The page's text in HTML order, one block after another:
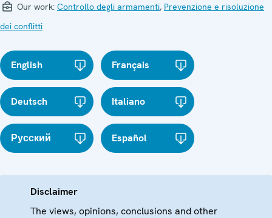
Our work: Controllo degli armamenti, Prevenzione e risoluzione
dei conflitti
English Français
Deutsch Italiano
Русский Español
Disclaimer
The views, opinions, conclusions and other